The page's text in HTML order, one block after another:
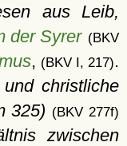
aus Leib,
der Syrer (BKV
, (BKV I, 217).
christliche
325) (BKV 277f)
zwischen